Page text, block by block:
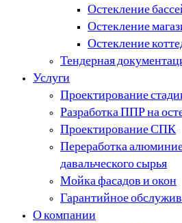
Остекление
Остекление
Остекление
Тендерная
Услуги
Проектирование
Разработка ППР на
Проектирование СПК
Переработка
давальческого сырья
Мойка фасадов и окон
Гарантийное
О компании